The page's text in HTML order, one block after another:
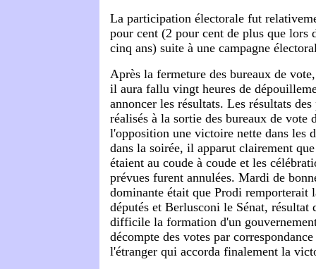
La participation électorale fut
pour cent (2 pour cent de plus que lors
cinq ans) suite à une campagne
Après la fermeture des bureaux de
il aura fallu vingt heures de
annoncer les résultats. Les résultats des
réalisés à la sortie des bureaux de vote
l'opposition une victoire nette dans les
dans la soirée, il apparut clairement
étaient au coude à coude et les
prévues furent annulées. Mardi de
dominante était que Prodi remporterait
députés et Berlusconi le Sénat, résultat
difficile la formation d'un
décompte des votes par
l'étranger qui accorda finalement la